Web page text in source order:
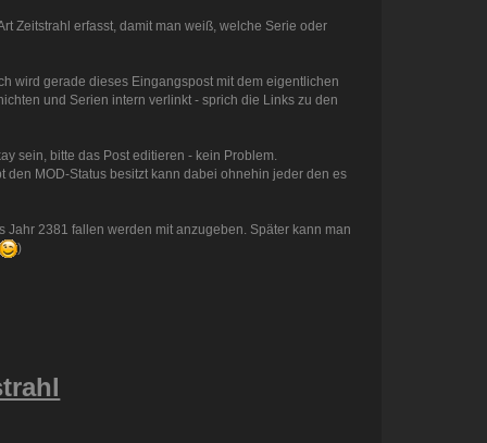
Zeitstrahl erfasst, damit man weiß, welche Serie oder
wird gerade dieses Eingangspost mit dem eigentlichen
und Serien intern verlinkt - sprich die Links zu den
sein, bitte das Post editieren - kein Problem.
MOD-Status besitzt kann dabei ohnehin jeder den es
Jahr 2381 fallen werden mit anzugeben. Später kann man
)